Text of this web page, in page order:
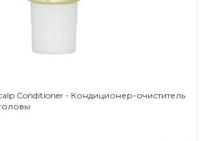
Conditioner - Кондиционер-очиститель